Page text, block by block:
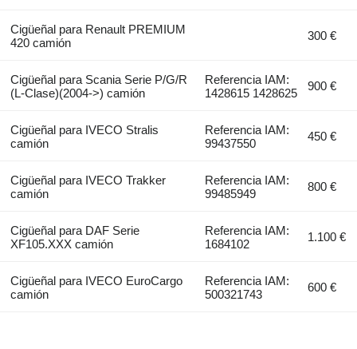
Cigüeñal para Renault PREMIUM
420 camión
300 €
Cigüeñal para Scania Serie P/G/R
(L-Clase)(2004->) camión
Referencia IAM:
1428615 1428625
900 €
Cigüeñal para IVECO Stralis
camión
Referencia IAM:
99437550
450 €
Cigüeñal para IVECO Trakker
camión
Referencia IAM:
99485949
800 €
Cigüeñal para DAF Serie
XF105.XXX camión
Referencia IAM:
1684102
1.100 €
Cigüeñal para IVECO EuroCargo
camión
Referencia IAM:
500321743
600 €